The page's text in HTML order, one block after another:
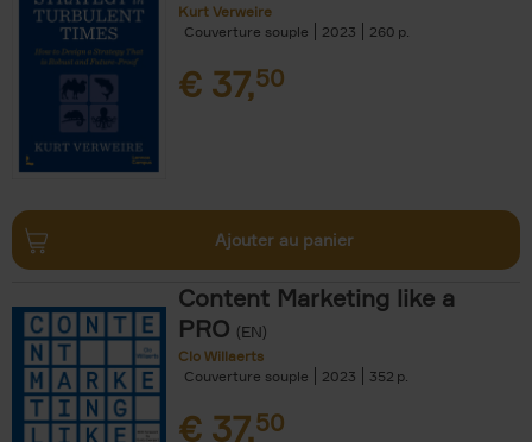
Kurt Verweire
Couverture souple
2023 260
€ 37,50
Ajouter au panier
Content Marketing like a
PRO (EN)
Clo Willaerts
Couverture souple
2023 352
€ 37,50